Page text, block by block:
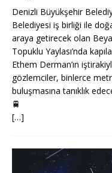
Denizli Büyükşehir
Belediyesi iş birliği ile
araya getirecek olan
Topuklu Yaylası’nda
Ethem Derman’ın
gözlemciler, binlerce
buluşmasına tanıklık
🚆
[…]